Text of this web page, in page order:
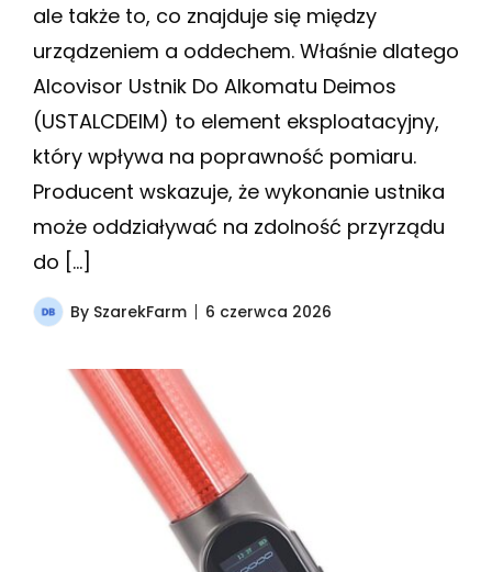
ale także to, co znajduje się między
urządzeniem a oddechem. Właśnie dlatego
Alcovisor Ustnik Do Alkomatu Deimos
(USTALCDEIM) to element eksploatacyjny,
który wpływa na poprawność pomiaru.
Producent wskazuje, że wykonanie ustnika
może oddziaływać na zdolność przyrządu
do […]
By SzarekFarm 6 czerwca 2026